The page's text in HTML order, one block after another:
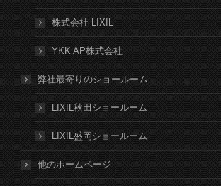
株式会社 LIXIL
YKK AP株式会社
弊社最寄りのショールーム
LIXIL秋田ショールーム
LIXIL盛岡ショールーム
他のホームページ